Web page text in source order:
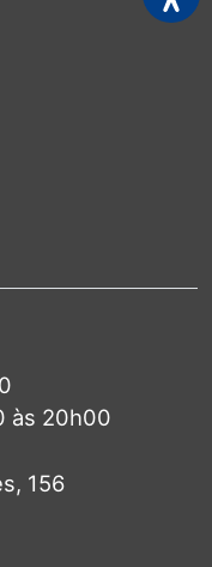
às 20h00
156